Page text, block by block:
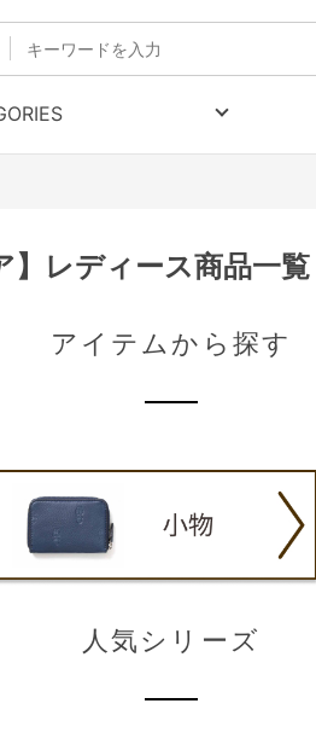
】レディース商品一覧
アイテムから探す
人気シリーズ